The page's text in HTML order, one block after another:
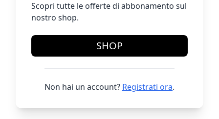
Scopri tutte le offerte di abbonamento sul
nostro shop.
SHOP
Non hai un account? Registrati ora.